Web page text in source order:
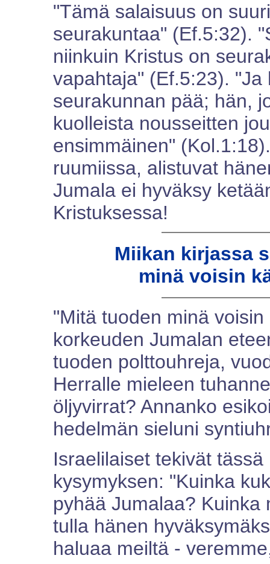
"Tämä salaisuus on
seurakuntaa" (Ef.5:32).
niinkuin Kristus on
vapahtaja" (Ef.5:23).
seurakunnan pää; hän,
kuolleista nousseitten
ensimmäinen"
ruumiissa, alistuvat
Jumala ei hyväksy
Kristuksessa!
Miikan kirjassa
minä voisin
"Mitä tuoden minä
korkeuden Jumalan
tuoden polttouhreja,
Herralle mieleen
öljyvirrat? Annanko
hedelmän sieluni
Israelilaiset tekivät
kysymyksen: "Kuinka
pyhää Jumalaa?
tulla hänen
haluaa meiltä -